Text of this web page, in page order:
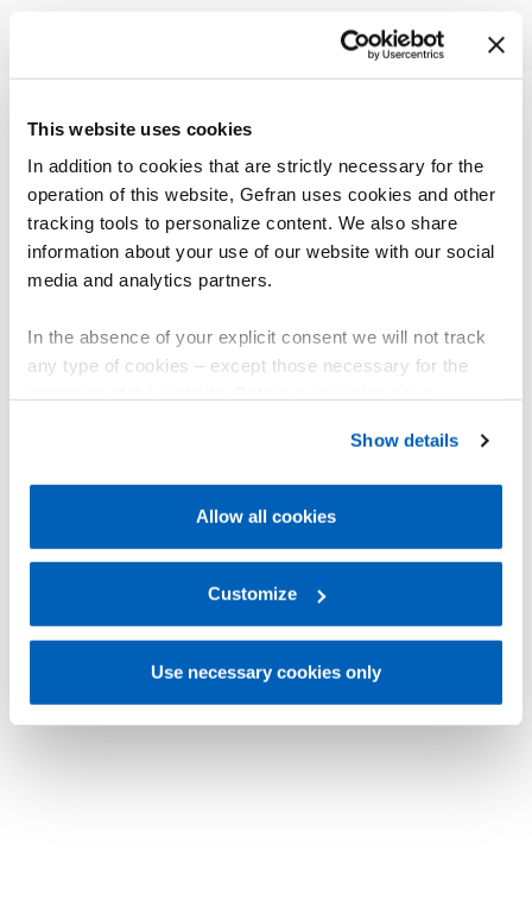
This website uses cookies
In addition to cookies that are strictly necessary for the
operation of this website, Gefran uses cookies and other
tracking tools to personalize content. We also share
information about your use of our website with our social
media and analytics partners.
In the absence of your explicit consent we will not track
any type of cookies – except those necessary for the
Gefran - Cookie
policy.
regarding processing of personal data, at the following
Gefran - Privacy Policy.
Show details
Allow all cookies
Customize
Use necessary cookies only
您可能会感兴趣
通用 通用
了解更